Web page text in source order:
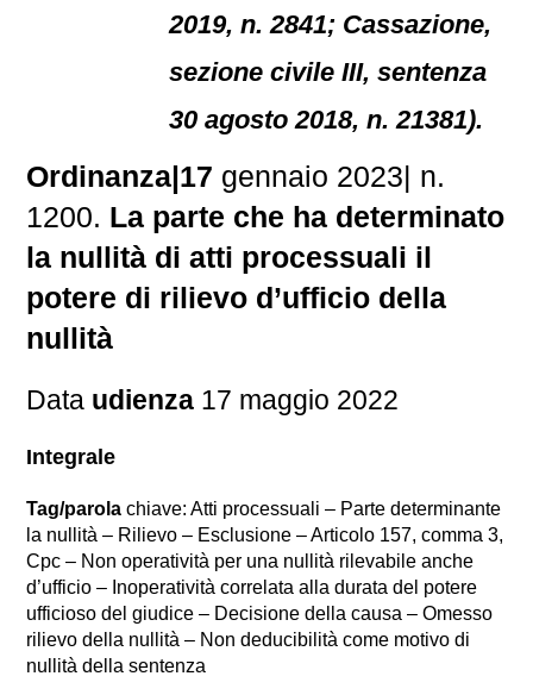
2019, n. 2841; Cassazione,
sezione civile III, sentenza
30 agosto 2018, n. 21381).
Ordinanza|17 gennaio 2023| n.
1200. La parte che ha determinato
la nullità di atti processuali il
potere di rilievo d’ufficio della
nullità
Data udienza 17 maggio 2022
Integrale
Tag/parola chiave: Atti processuali – Parte determinante
la nullità – Rilievo – Esclusione – Articolo 157, comma 3,
Cpc – Non operatività per una nullità rilevabile anche
d’ufficio – Inoperatività correlata alla durata del potere
ufficioso del giudice – Decisione della causa – Omesso
rilievo della nullità – Non deducibilità come motivo di
nullità della sentenza